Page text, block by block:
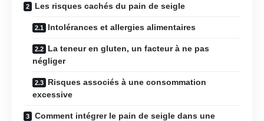
Les risques cachés du pain de seigle
Intolérances et allergies alimentaires
La teneur en gluten, un facteur à ne pas
négliger
Risques associés à une consommation
excessive
Comment intégrer le pain de seigle dans une